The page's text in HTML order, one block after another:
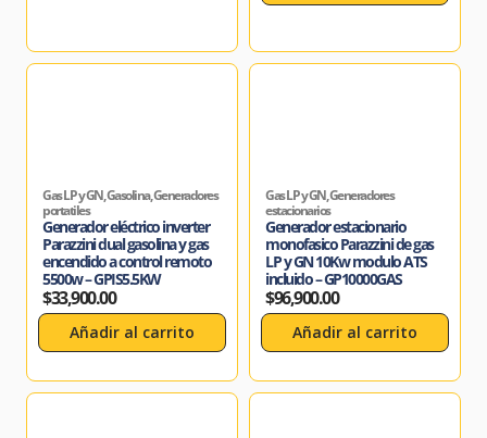
Gas LP y GN,Gasolina,Generadores
portatiles
Generador eléctrico inverter
Parazzini dual gasolina y gas
encendido a control remoto
5500w – GPIS5.5KW
$33,900.00
Añadir al carrito
Gas LP y GN,Generadores
estacionarios
Generador estacionario
monofasico Parazzini de gas
LP y GN 10Kw modulo ATS
incluido – GP10000GAS
$96,900.00
Añadir al carrito